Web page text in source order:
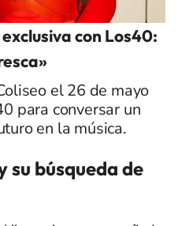
con Los40:
el 26 de mayo
para conversar un
en la música.
su búsqueda de